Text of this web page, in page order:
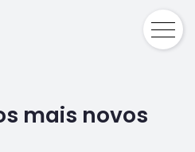
mais novos